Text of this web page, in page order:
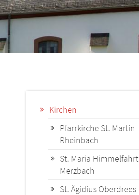
Kirchen
Pfarrkirche St. Martin
Rheinbach
St. Mariä Himmelfahrt
Merzbach
St. Ägidius Oberdrees